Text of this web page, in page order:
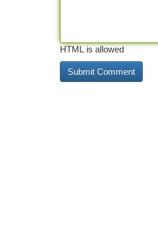
HTML is allowed